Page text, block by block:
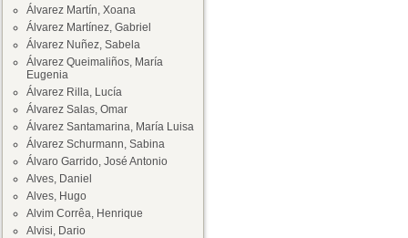
Álvarez Martín, Xoana
Álvarez Martínez, Gabriel
Álvarez Nuñez, Sabela
Álvarez Queimaliños, María
Eugenia
Álvarez Rilla, Lucía
Álvarez Salas, Omar
Álvarez Santamarina, María Luisa
Álvarez Schurmann, Sabina
Álvaro Garrido, José Antonio
Alves, Daniel
Alves, Hugo
Alvim Corrêa, Henrique
Alvisi, Dario